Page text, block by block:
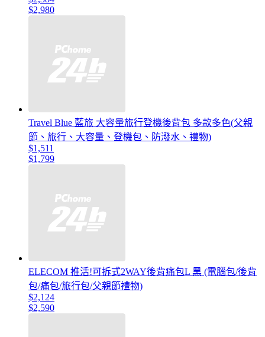
$2,980
Travel Blue 藍旅 大容量旅行登機後背包 多款多色(父親
節、旅行、大容量、登機包、防潑水、禮物)
$1,511
$1,799
ELECOM 推活!可拆式2WAY後背痛包L 黑 (電腦包/後背
包/痛包/旅行包/父親節禮物)
$2,124
$2,590